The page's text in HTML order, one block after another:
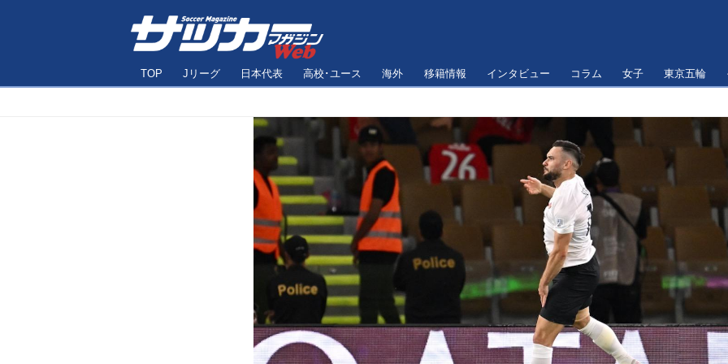
TOP Jリーグ 日本代表 高校･ユース 海外 移籍情報 インタビュー コラム 女子 東京五輪